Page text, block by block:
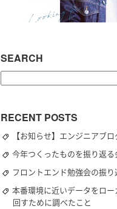
SEARCH
RECENT POSTS
【お知らせ】エンジニアブ
今年つくったものを振り返る
フロントエンド勉強会の振り
本番環境に近いデータをロ
回すために調べたこと